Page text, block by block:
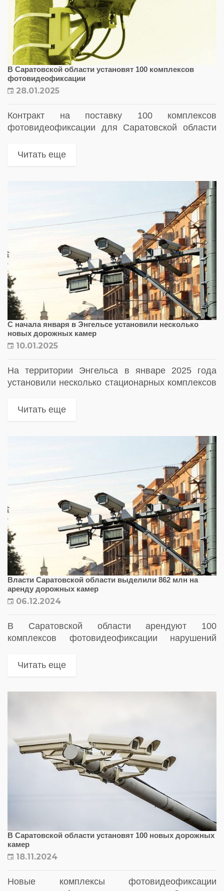
В Саратовской области установят 100 комплексов
фотовидеофиксации
28.01.2025
Контракт на поставку 100 комплексов
фотовидеофиксации для Саратовской области
системы"
Читать еще
С начала января в Энгельсе установили несколько
новых дорожных камер
10.01.2025
На территории Энгельса в январе 2025 года
установили несколько стационарных комплексов
дорожного движения
Читать еще
Власти Саратовской области выделили 862 млн на
аренду дорожных камер
06.12.2024
В Саратовской области арендуют 100
комплексов фотовидеофиксации нарушений
камер
Читать еще
В Саратовской области установят 100 новых дорожных
камер
18.11.2024
Новые комплексы фотовидеофиксации